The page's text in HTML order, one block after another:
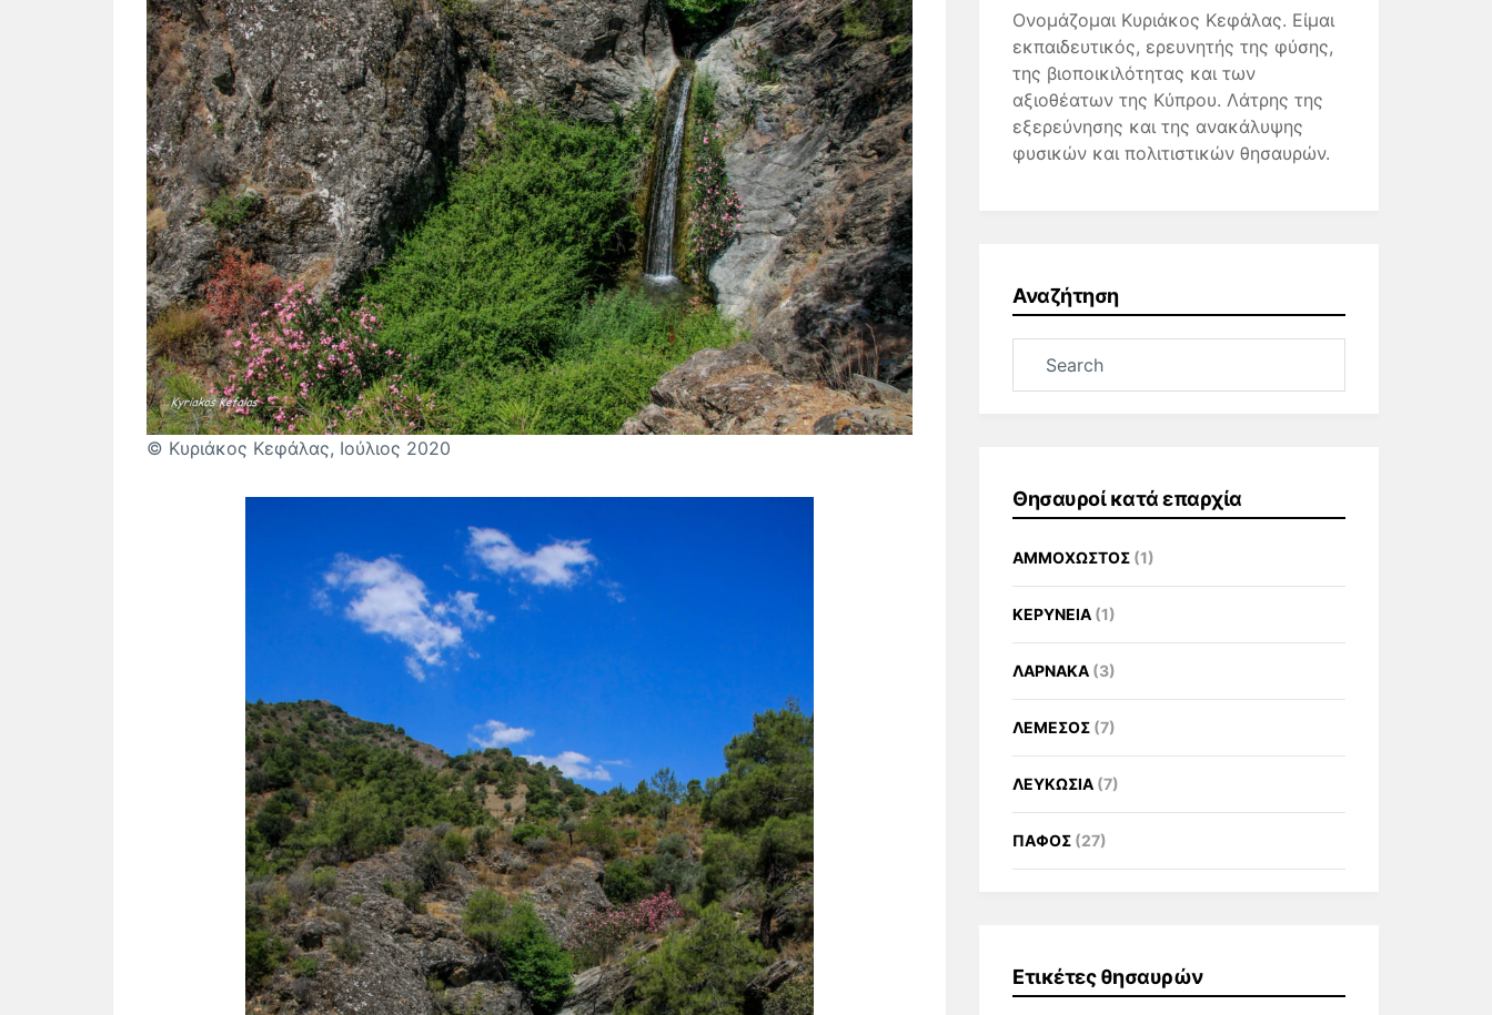
© Κυριάκος Κεφάλας, Ιούλιος 2020
Ονομάζομαι Κυριάκος Κεφάλας. Είμαι
εκπαιδευτικός, ερευνητής της φύσης,
της βιοποικιλότητας και των
αξιοθέατων της Κύπρου. Λάτρης της
εξερεύνησης και της ανακάλυψης
φυσικών και πολιτιστικών θησαυρών.
Αναζήτηση
Θησαυροί κατά επαρχία
ΑΜΜΟΧΩΣΤΟΣ (1)
ΚΕΡΥΝΕΙΑ (1)
ΛΑΡΝΑΚΑ (3)
ΛΕΜΕΣΟΣ (7)
ΛΕΥΚΩΣΙΑ (7)
ΠΑΦΟΣ (27)
Ετικέτες θησαυρών